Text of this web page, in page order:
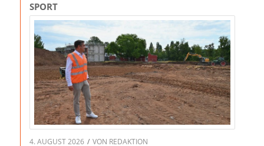
SPORT
4. AUGUST 2026 / VON REDAKTION